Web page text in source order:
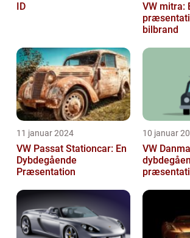
ID
VW mitra:
bilbrand
11 januar 2024
VW Passat Stationcar: En
Dybdegående
Præsentation
10 januar
VW